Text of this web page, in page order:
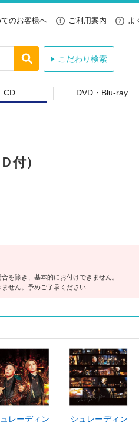
のお客様へ ご利用案内 よ
こだわり検索
CD DVD・Blu-ray
付）
を除き、基本的にお付けできません。
せん。予めご了承ください
レーディン
シュレーディン